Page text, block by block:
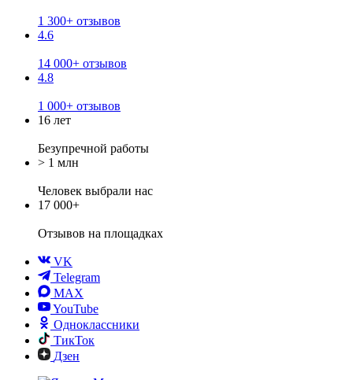
1 300+ отзывов
4.6
14 000+ отзывов
4.8
1 000+ отзывов
16 лет
Безупречной работы
> 1 млн
Человек выбрали нас
17 000+
Отзывов на площадках
VK
Telegram
MAX
YouTube
Одноклассники
ТикТок
Дзен